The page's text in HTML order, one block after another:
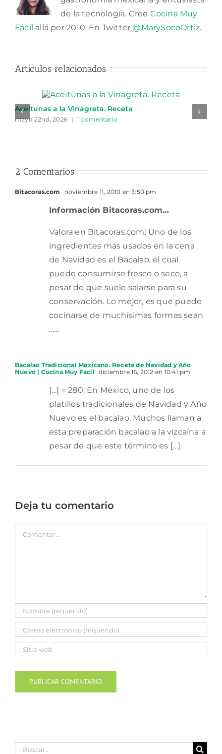
de la tecnología. Cree Cocina Muy
Fácil allá por 2010. En Twitter@MarySocoOrtiz.
Artículos relacionados
Aceitunas a la Vinagreta. Receta
mayo 22nd, 2026 | 1 comentario
2 Comentarios
Bitacoras.com noviembre 11, 2010 en 3:50 pm
Información Bitacoras.com…
Valora en Bitacoras.com: Uno de los
ingredientes más usados en la cena
de Navidad es el Bacalao, el cual
puede consumirse fresco o seco, a
pesar de que suele salarse para su
conservación. Lo mejor, es que puede
cocinarse de muchísimas formas sean
……
Bacalao Tradicional Mexicano. Receta de Navidad y Año
Nuevo | Cocina Muy Facil diciembre 16, 2012 en 10:41 pm
[…] = 280; En México, uno de los
platillos tradicionales de Navidad y Año
Nuevo es el bacalao. Muchos llaman a
esta preparación bacalao a la vizcaína a
pesar de que este término es […]
Deja tu comentario
Comentar
Buscar: